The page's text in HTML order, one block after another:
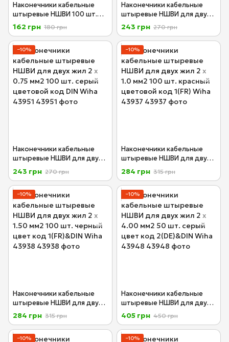
Наконечники кабельные
штыревые НШВИ 100 шт.
0.75 мм синий цветовой
код 1 (FR) Wiha 43912
162 грн 180 грн
Наконечники кабельные
штыревые НШВИ для двух
жил 2 х 0.50 мм2 100 шт.
белый цвет код 1 (FR)&DIN
Wiha 43935
243 грн 270 грн
−10%
Наконечники кабельные
штыревые НШВИ для двух
жил 2 х 0.75 мм2 100 шт.
серый цветовой код DIN
Wiha 43951
243 грн 270 грн
−10%
Наконечники кабельные
штыревые НШВИ для двух
жил 2 х 1.0 мм2 100 шт.
красный цветовой код 1(FR)
Wiha 43937
284 грн 315 грн
−10%
Наконечники кабельные
штыревые НШВИ для двух
жил 2 х 1.50 мм2 100 шт.
черный цвет код 1(FR)&DIN
Wiha 43938
284 грн 315 грн
−10%
Наконечники кабельные
штыревые НШВИ для двух
жил 2 х 4.00 мм2 50 шт.
серый цвет код 2(DE)&DIN
Wiha 43948
405 грн 450 грн
−10% −10%